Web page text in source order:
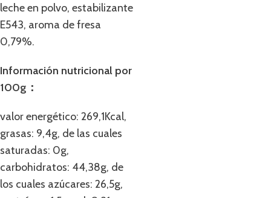
leche en polvo, estabilizante
E543, aroma de fresa
0,79%.
Información nutricional por
100g：
valor energético: 269,1Kcal,
grasas: 9,4g, de las cuales
saturadas: 0g,
carbohidratos: 44,38g, de
los cuales azúcares: 26,5g,